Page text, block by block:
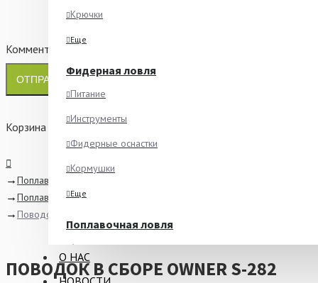
Комментарий
ОТПРАВИТЬ
Корзина
Крючки
Еще
Фидерная ловля
Питание
Инструменты
Фидерные оснастки
Кормушки
Еще
Поплавочная ловля
Ароматизаторы
Питание
О НАС
Поплавочная ловля
Поплавки и оснастки
Поводок в сборе Owner S-282
ПОВОДОК В СБОРЕ OWNER S-282